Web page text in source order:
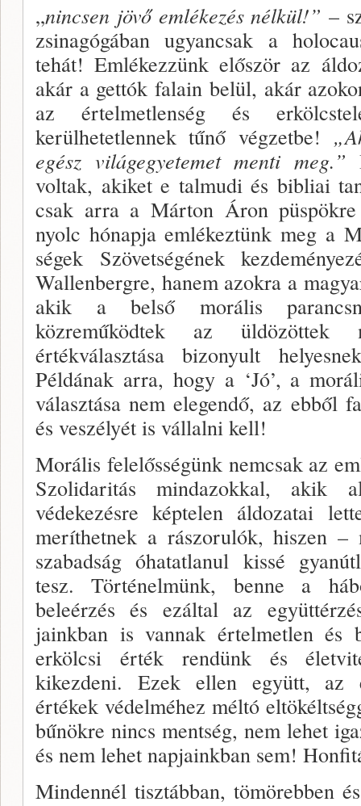
„nincsen jövő emlékezés nélkül!” –
zsinagógá­ban ugyancsak a
tehát! Emlékezzünk el­őször az
akár a gettók falain belül, akár
az értelmet­lenség és
kerülhetetlennek tűnő végzetbe!
egész világegye­temet menti meg.”
voltak, akiket e talmudi és bibliai
csak arra a Márton Áron
nyolc hónapja emlékez­tünk meg a
ségek Szövetségének
Wallenbergre, ha­nem azokra a
akik a belső morális
közreműköd­tek az üldözöttek
értékválasztása bizonyult
Példának arra, hogy a ‘Jó’, a
választása nem elegendő, az ebből
és ve­szélyét is vállalni kell!
Morális felelősségünk nemcsak az
Szolidaritás mindazokkal, akik
védekezésre képtelen áldozatai
meríthet­nek a rászorulók, hiszen
szabadság óhatatlanul kis­sé
tesz. Történelmünk, benne a
beleérzés és ezáltal az
jainkban is vannak értelmetlen és
erkölcsi érték­ rendünk és
kikezdeni. Ezek ellen együtt, az
értékek vé­delméhez méltó
bűnökre nincs ment­ség, nem lehet
és nem lehet napjainkban sem!
Mindennél tisztábban, tömörebben